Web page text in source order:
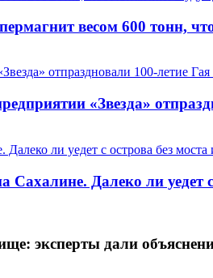
весом 600 тонн,
«Звезда»
Далеко ли уедет
эксперты дали